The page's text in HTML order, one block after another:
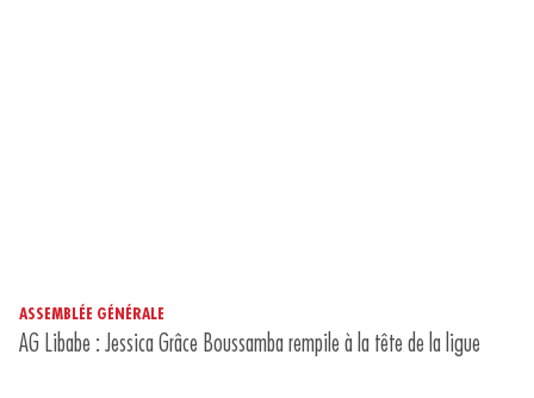
ASSEMBLÉE GÉNÉRALE
AG Libabe : Jessica Grâce Boussamba rempile à la tête de la ligue